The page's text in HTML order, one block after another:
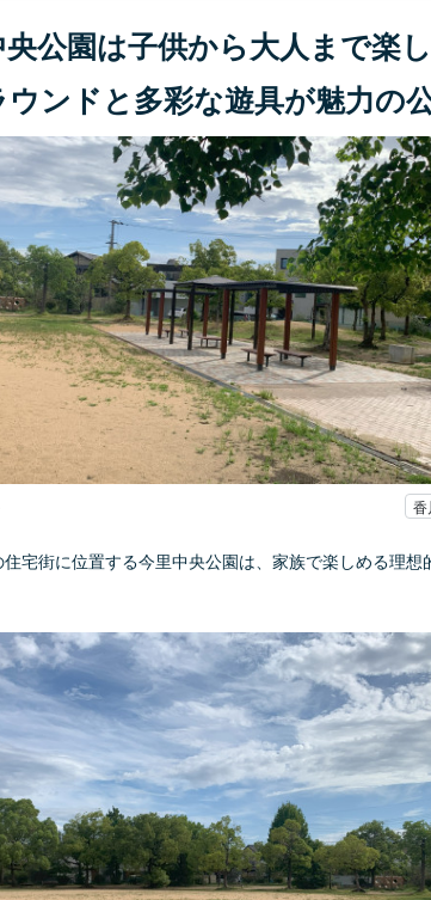
央公園は子供から大人まで楽
ンドと多彩な遊具が魅力の
香
宅街に位置する今里中央公園は、家族で楽しめる理想